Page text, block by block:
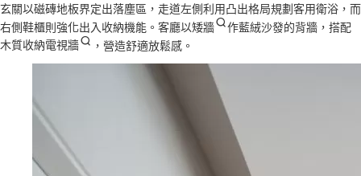
玄關以磁磚地板界定出落塵區，走道左側利用凸出格局規劃客用衛浴，而
右側鞋櫃則強化出入收納機能。客廳以矮牆
作藍絨沙發的背牆，搭配
木質收納電視牆
，營造舒適放鬆感。